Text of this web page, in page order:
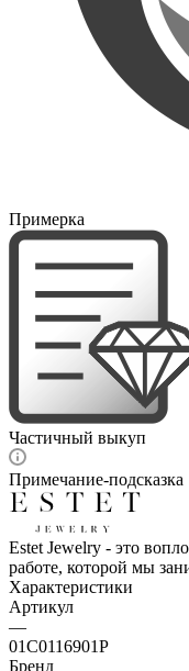
Примерка
Частичный выкуп
Примечание-подсказка
Estet Jewelry - это
работе, которой мы
Характеристики
Артикул
—
01С0116901Р
Бренд